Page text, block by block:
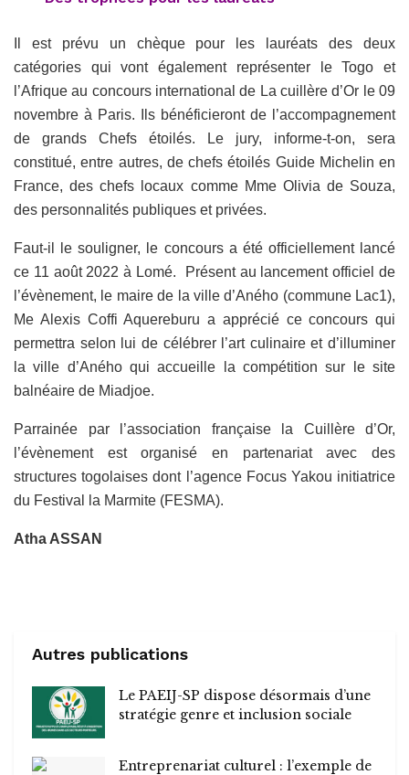
Il est prévu un chèque pour les lauréats des deux
catégories qui vont également représenter le Togo et
l’Afrique au concours international de La cuillère d’Or le 09
novembre à Paris. Ils bénéficieront de l’accompagnement
de grands Chefs étoilés. Le jury, informe-t-on, sera
constitué, entre autres, de chefs étoilés Guide Michelin en
France, des chefs locaux comme Mme Olivia de Souza,
des personnalités publiques et privées.
Faut-il le souligner, le concours a été officiellement lancé
ce 11 août 2022 à Lomé. Présent au lancement officiel de
l’évènement, le maire de la ville d’Aného (commune Lac1),
Me Alexis Coffi Aquereburu a apprécié ce concours qui
permettra selon lui de célébrer l’art culinaire et d’illuminer
la ville d’Aného qui accueille la compétition sur le site
balnéaire de Miadjoe.
Parrainée par l’association française la Cuillère d’Or,
l’évènement est organisé en partenariat avec des
structures togolaises dont l’agence Focus Yakou initiatrice
du Festival la Marmite (FESMA).
Atha ASSAN
Autres publications
Le PAEIJ-SP dispose désormais d’une
stratégie genre et inclusion sociale
Entreprenariat culturel : l’exemple de